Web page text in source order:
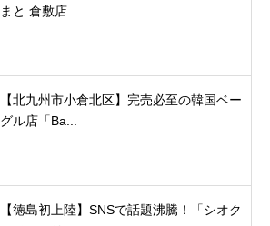
まと 倉敷店...
【北九州市小倉北区】完売必至の韓国ベー
グル店「Ba...
【徳島初上陸】SNSで話題沸騰！「シオク